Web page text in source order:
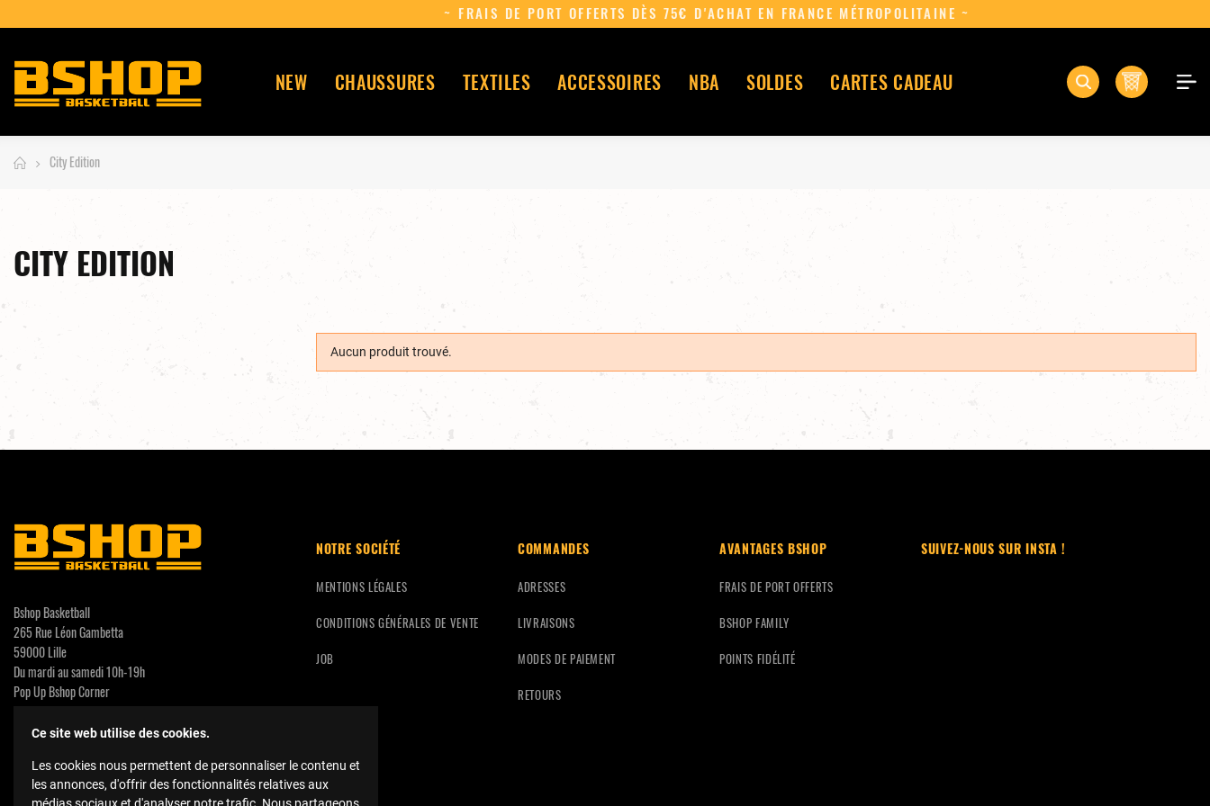
~ FRAIS DE PORT OFFERTS DÈS 75€ D'ACHAT EN FRANCE MÉTROPOLITAINE ~
0
NEW CHAUSSURES TEXTILES ACCESSOIRES NBA SOLDES CARTES CADEAU
City Edition
CITY EDITION
Aucun produit trouvé.
Bshop Basketball
265 Rue Léon Gambetta
59000 Lille
Du mardi au samedi 10h-19h
Pop Up Bshop Corner
3 Rue Neuve
contact@bshopbasketball.fr
NOTRE SOCIÉTÉ
MENTIONS LÉGALES
CONDITIONS GÉNÉRALES DE VENTE
JOB
COMMANDES
ADRESSES
LIVRAISONS
MODES DE PAIEMENT
RETOURS
AVANTAGES BSHOP
FRAIS DE PORT OFFERTS
BSHOP FAMILY
POINTS FIDÉLITÉ
SUIVEZ-NOUS SUR INSTA !
Ce site web utilise des cookies.
Les cookies nous permettent de personnaliser le contenu et
les annonces, d'offrir des fonctionnalités relatives aux